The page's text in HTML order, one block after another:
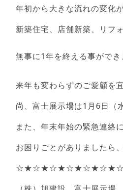
年初から大きな流れの変化
新築住宅、店舗新築、リフ
無事に1年を終える事ができ
来年も変わらずのご愛顧を
尚、富士展示場は1月6日（
また、年末年始の緊急連絡
お困りごとがありましたら